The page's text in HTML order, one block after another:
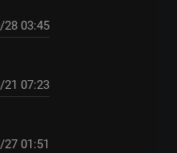
03:45
07:23
01:51